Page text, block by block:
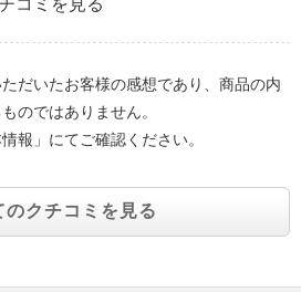
だいたお客様の感想であり、商品の内
のではありません。
報」にてご確認ください。
のクチコミを見る